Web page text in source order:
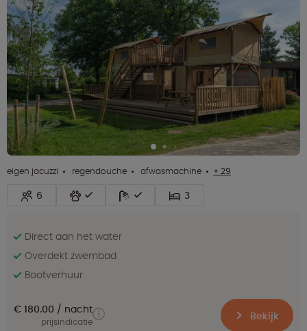
eigen jacuzzi regendouche afwasmachine + 29
6 3
Direct aan het water
Overdekt zwembad
Bootverhuur
€ 180.00 nacht
prijsindicatie Bekijk